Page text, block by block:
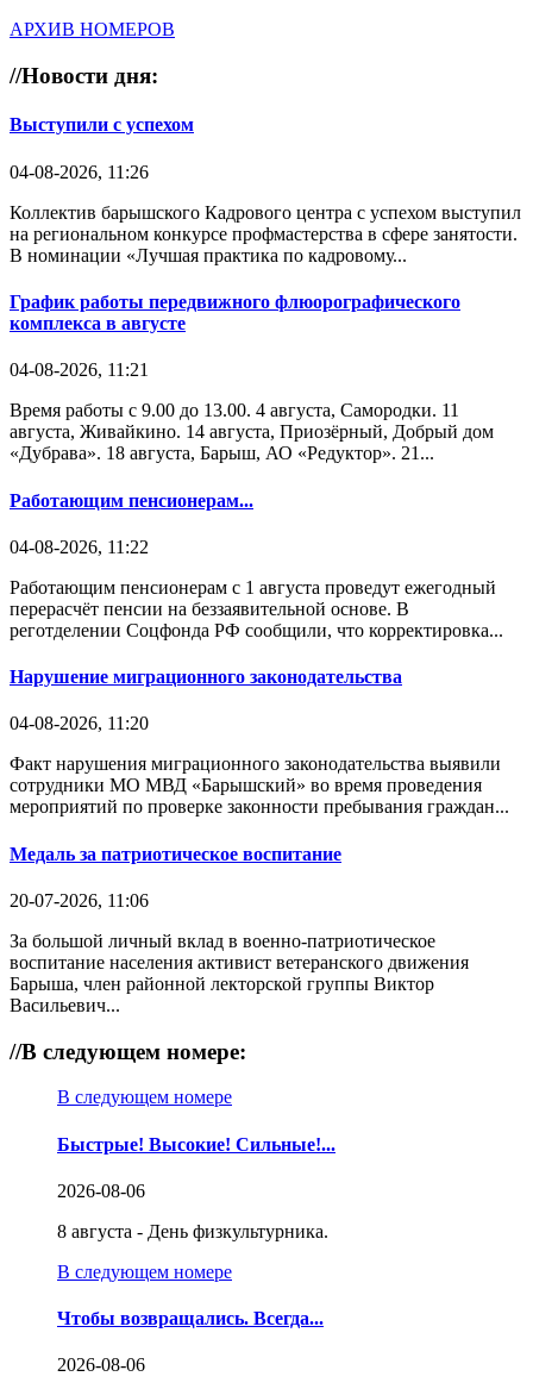
АРХИВ НОМЕРОВ
//Новости дня:
Выступили с успехом
04-08-2026, 11:26
Коллектив барышского Кадрового центра с успехом выступил
на региональном конкурсе профмастерства в сфере занятости.
В номинации «Лучшая практика по кадровому...
График работы передвижного флюорографического
комплекса в августе
04-08-2026, 11:21
Время работы с 9.00 до 13.00. 4 августа, Самородки. 11
августа, Живайкино. 14 августа, Приозёрный, Добрый дом
«Дубрава». 18 августа, Барыш, АО «Редуктор». 21...
Работающим пенсионерам...
04-08-2026, 11:22
Работающим пенсионерам с 1 августа проведут ежегодный
перерасчёт пенсии на беззаявительной основе. В
реготделении Соцфонда РФ сообщили, что корректировка...
Нарушение миграционного законодательства
04-08-2026, 11:20
Факт нарушения миграционного законодательства выявили
сотрудники МО МВД «Барышский» во время проведения
мероприятий по проверке законности пребывания граждан...
Медаль за патриотическое воспитание
20-07-2026, 11:06
За большой личный вклад в военно-патриотическое
воспитание населения активист ветеранского движения
Барыша, член районной лекторской группы Виктор
Васильевич...
//В следующем номере:
В следующем номере
Быстрые! Высокие! Сильные!...
2026-08-06
8 августа - День физкультурника.
В следующем номере
Чтобы возвращались. Всегда...
2026-08-06